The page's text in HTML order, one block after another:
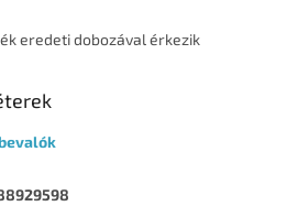
eredeti dobozával érkezik